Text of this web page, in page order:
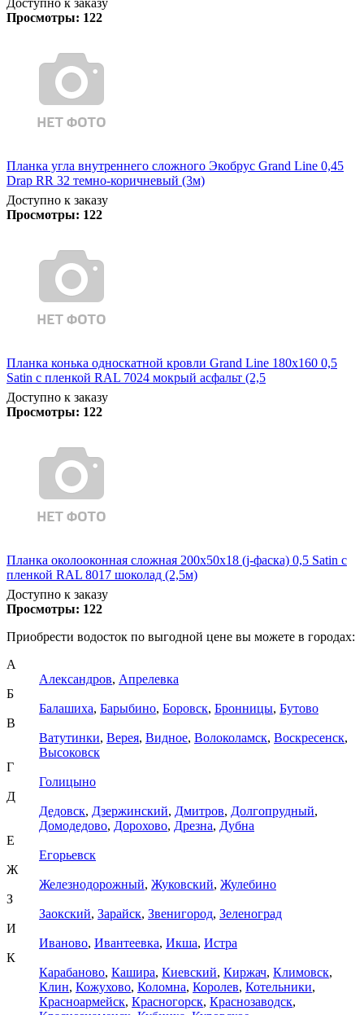
Просмотры: 122
Планка угла внутреннего сложного Экобрус Grand Line 0,45
Drap RR 32 темно-коричневый (3м)
Доступно к заказу
Просмотры: 122
Планка конька односкатной кровли Grand Line 180x160 0,5
Satin с пленкой RAL 7024 мокрый асфальт (2,5
Доступно к заказу
Просмотры: 122
Планка околооконная сложная 200х50х18 (j-фаска) 0,5 Satin с
пленкой RAL 8017 шоколад (2,5м)
Доступно к заказу
Просмотры: 122
Приобрести водосток по выгодной цене вы можете в городах:
А
Александров, Апрелевка
Б
Балашиха, Барыбино, Боровск, Бронницы, Бутово
В
Ватутинки, Верея, Видное, Волоколамск, Воскресенск,
Высоковск
Г
Голицыно
Д
Дедовск, Дзержинский, Дмитров, Долгопрудный,
Домодедово, Дорохово, Дрезна, Дубна
Е
Егорьевск
Ж
Железнодорожный, Жуковский, Жулебино
З
Заокский, Зарайск, Звенигород, Зеленоград
И
Иваново, Ивантеевка, Икша, Истра
К
Карабаново, Кашира, Киевский, Киржач, Климовск,
Клин, Кожухово, Коломна, Королев, Котельники,
Красноармейск, Красногорск, Краснозаводск,